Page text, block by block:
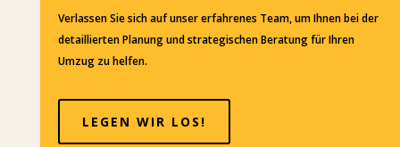
Verlassen Sie sich auf unser erfahrenes Team, um Ihnen bei der
detaillierten Planung und strategischen Beratung für Ihren
Umzug zu helfen.
LEGEN WIR LOS!